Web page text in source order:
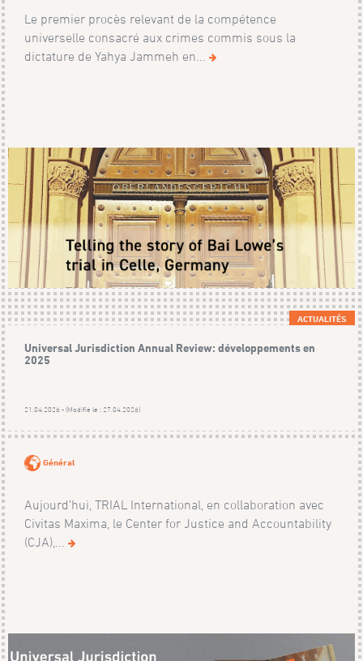
Le premier procès relevant de la compétence
universelle consacré aux crimes commis sous la
dictature de Yahya Jammeh en...
ACTUALITÉS
Universal Jurisdiction Annual Review: développements en
2025
21.04.2026 - (Modifié le : 27.04.2026)
Général
Aujourd’hui, TRIAL International, en collaboration avec
Civitas Maxima, le Center for Justice and Accountability
(CJA),...